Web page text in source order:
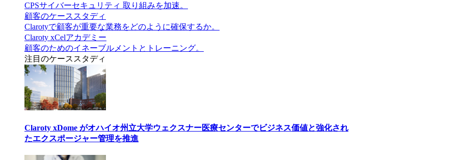
CPSサイバーセキュリティ 取り組みを加速。
顧客のケーススタディ
Clarotyで顧客が重要な業務をどのように確保するか。
Claroty xCelアカデミー
顧客のためのイネーブルメントとトレーニング。
注目のケーススタディ
Claroty xDome がオハイオ州立大学ウェクスナー医療センターでビジネス価値と強化され
たエクスポージャー管理を推進